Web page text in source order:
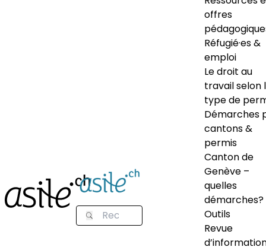
offres
Réfugié·es &
emploi
Le droit au
travail selon
type de
Démarches
cantons &
permis
Canton de
Genève –
quelles
démarches?
Outils
Revue